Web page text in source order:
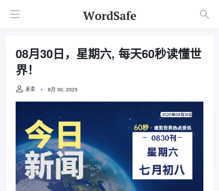
08月30日，星期六, 每天60秒读懂世
界！
夏柔 8月 30, 2025